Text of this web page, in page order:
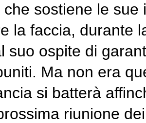
sostiene le
la faccia, durante
suo ospite di
Ma non era
si batterà
riunione